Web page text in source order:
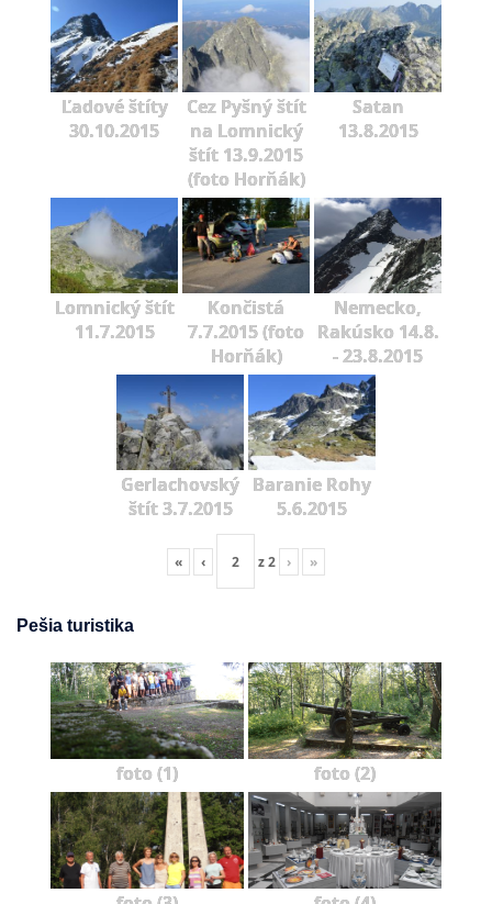
Ľadové štíty
30.10.2015
Cez Pyšný štít
na Lomnický
štít 13.9.2015
(foto Horňák)
Satan
13.8.2015
Lomnický štít
11.7.2015
Končistá
7.7.2015 (foto
Horňák)
Nemecko,
Rakúsko 14.8.
- 23.8.2015
Gerlachovský
štít 3.7.2015
Baranie Rohy
5.6.2015
« ‹ z2 › »
Pešia turistika
foto (1) foto (2)